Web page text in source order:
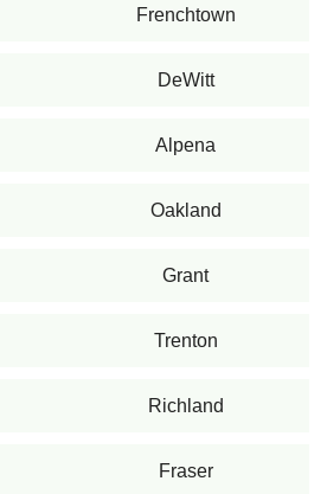
Frenchtown
DeWitt
Alpena
Oakland
Grant
Trenton
Richland
Fraser